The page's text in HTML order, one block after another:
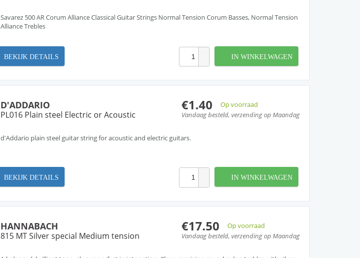
Savarez 500 AR Corum Alliance Classical Guitar Strings Normal Tension Corum Basses, Normal Tension
Alliance Trebles
BEKIJK DETAILS IN WINKELWAGEN
€1.40
Op voorraad
Vandaag besteld, verzending op Maandag
D'ADDARIO
PL016 Plain steel Electric or Acoustic
d'Addario plain steel guitar string for acoustic and electric guitars.
BEKIJK DETAILS IN WINKELWAGEN
€17.50
Op voorraad
Vandaag besteld, verzending op Maandag
HANNABACH
815 MT Silver special Medium tension